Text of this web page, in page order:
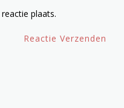
plaats.